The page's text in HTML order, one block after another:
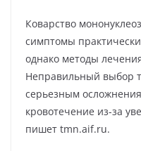
Коварство
симптомы
однако методы
Неправильный выбор
серьезным
кровотечение из-за
пишет tmn.aif.ru.